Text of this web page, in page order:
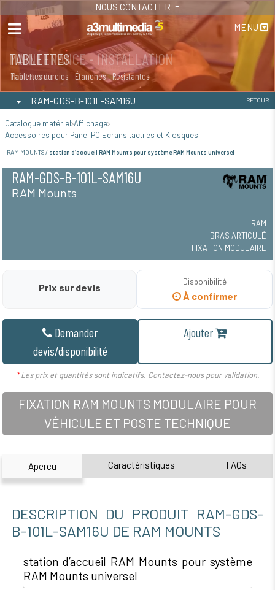
NOUS CONTACTER
MENU
MAINTENANCE - INSTALLATION
Maintenance
TABLETTES
Tablettes durcies - Étanches - Résistantes
RAM-GDS-B-101L-SAM16U RETOUR
Catalogue matériel Affichage
Accessoires pour Panel PC Ecrans tactiles et Kiosques
RAM MOUNTS / station d’accueil RAM Mounts pour système RAM Mounts universel
RAM-GDS-B-101L-SAM16U
RAM Mounts
RAM
BRAS ARTICULÉ
FIXATION MODULAIRE
Prix sur devis
Disponibilité
À confirmer
Demander
devis/disponibilité
Ajouter
*Les prix et quantités sont indicatifs. Contactez-nous pour validation.
FIXATION RAM MOUNTS MODULAIRE POUR
VÉHICULE ET POSTE TECHNIQUE
Apercu Caractéristiques FAQs
DESCRIPTION DU PRODUIT RAM-GDS-
B-101L-SAM16U DE RAM MOUNTS
station d’accueil RAM Mounts pour système
RAM Mounts universel